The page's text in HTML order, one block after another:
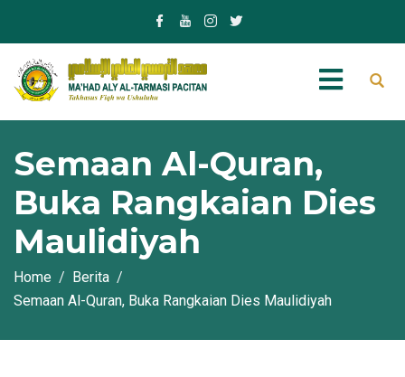
Semaan Al-Quran,
Buka Rangkaian Dies
Maulidiyah
Home
Berita
Semaan Al-Quran, Buka Rangkaian Dies Maulidiyah